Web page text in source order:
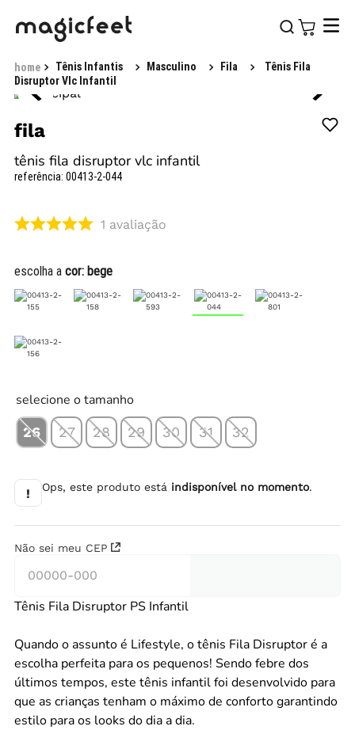
Tênis Infantis Masculino Fila
Tênis Fila
Disruptor Vlc Infantil
fila
tênis fila disruptor vlc infantil
referência: 00413-2-044
1 avaliação
escolha a cor: bege
selecione o tamanho
26 27 28 29 30 31 32
! Ops, este produto está indisponível no momento.
Não sei meu CEP
Tênis Fila Disruptor PS Infantil
Quando o assunto é Lifestyle, o tênis Fila Disruptor é a
escolha perfeita para os pequenos! Sendo febre dos
últimos tempos, este tênis infantil foi desenvolvido para
que as crianças tenham o máximo de conforto garantindo
estilo para os looks do dia a dia.